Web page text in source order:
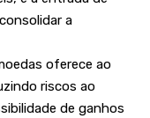
a
oferece ao
riscos ao
de ganhos